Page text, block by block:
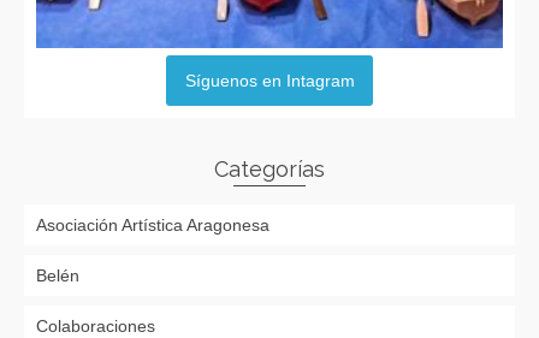
Síguenos en Intagram
Categorías
Asociación Artística Aragonesa
Belén
Colaboraciones